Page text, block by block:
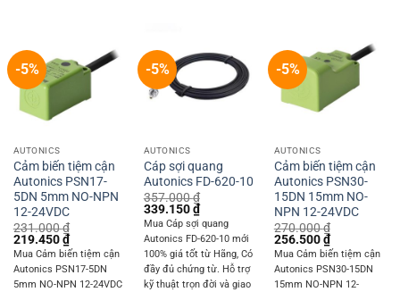
-5%
AUTONICS
Cảm biến tiệm cận
Autonics PSN17-
5DN 5mm NO-NPN
12-24VDC
231.000₫
Original
price
was:
231.000 ₫.
219.450₫Current
price
is:
219.450 ₫.
Mua Cảm biến tiệm cận
Autonics PSN17-5DN
5mm NO-NPN 12-24VDC
-5%
AUTONICS
Cáp sợi quang
Autonics FD-620-10
357.000₫
Original
price
was:
357.000 ₫.
339.150₫Current
price
is:
339.150 ₫.
Mua Cáp sợi quang
Autonics FD-620-10 mới
100% giá tốt từ Hãng, Có
đầy đủ chứng từ. Hỗ trợ
kỹ thuật trọn đời và giao
-5%
AUTONICS
Cảm biến tiệm cận
Autonics PSN30-
15DN 15mm NO-
NPN 12-24VDC
270.000₫
Original
price
was:
270.000 ₫.
256.500₫Current
price
is:
256.500 ₫.
Mua Cảm biến tiệm cận
Autonics PSN30-15DN
15mm NO-NPN 12-